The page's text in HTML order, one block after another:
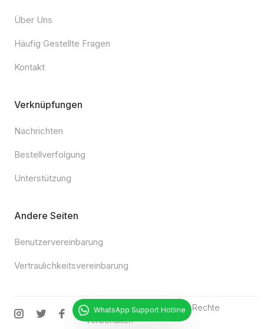
Über Uns
Häufig Gestellte Fragen
Kontakt
Verknüpfungen
Nachrichten
Bestellverfolgung
Unterstützung
Andere Seiten
Benutzervereinbarung
Vertraulichkeitsvereinbarung
© 2025 Chipturk.net •Alle Rechte
vorbehalten
WhatsApp Support Hotline